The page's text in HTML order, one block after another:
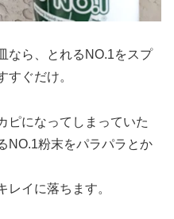
なら、とれるNO.1をスプ
すぐだけ。
ピになってしまっていた
NO.1粉末をパラパラとか
レイに落ちます。